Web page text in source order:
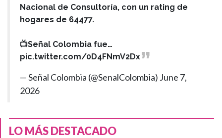
Nacional de Consultoría, con un rating de
hogares de 64477.
📺Señal Colombia fue…
pic.twitter.com/0D4FNmV2Dx
— Señal Colombia (@SenalColombia) June 7,
2026
LO MÁS DESTACADO